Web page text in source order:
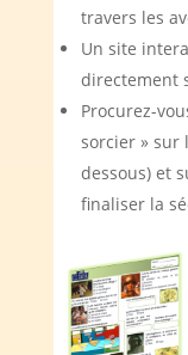
travers les
Un site
directement
Procurez-
sorcier » sur
dessous) et
finaliser la